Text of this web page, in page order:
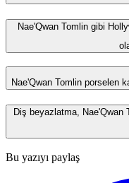
Nae'Qwan Tomlin gibi
Nae'Qwan Tomlin porselen
Diş beyazlatma, Nae'Qwan
Bu yazıyı paylaş